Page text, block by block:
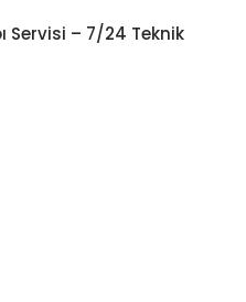
Servisi – 7/24 Teknik